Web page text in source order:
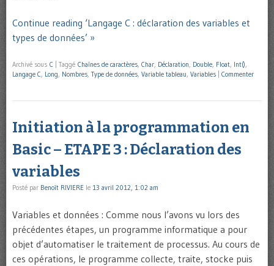
Continue reading ‘Langage C : déclaration des variables et
types de données’ »
Archivé sous C Taggé Chaînes de caractères Char Déclaration Double Float Int()
Langage C Long Nombres Type de données Variable tableau Variables Commenter
Initiation à la programmation en
Basic – ETAPE 3 : Déclaration des
variables
Posté par Benoît RIVIERE le 13 avril 2012, 1:02 am
Variables et données : Comme nous l’avons vu lors des
précédentes étapes, un programme informatique a pour
objet d’automatiser le traitement de processus. Au cours de
ces opérations, le programme collecte, traite, stocke puis